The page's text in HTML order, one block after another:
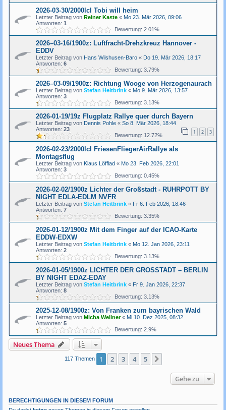
2026-03-30/2000lcl Tobi will heim
Letzter Beitrag von Reiner Kaste « Mo 23. Mär 2026, 09:06
Antworten: 1
Bewertung: 2.01%
2026–03-16/1900z: Luftfracht-Drehzkreuz Hannover -
EDDV
Letzter Beitrag von Hans Wilshusen-Baro « Do 19. Mär 2026, 18:17
Antworten: 6
Bewertung: 3.79%
2026–03-09/1900z: Richtung Wooge von Herzogenaurach
Letzter Beitrag von Stefan Heitbrink « Mo 9. Mär 2026, 13:57
Antworten: 3
Bewertung: 3.13%
2026-01-19/19z Flugplatz Rallye quer durch Bayern
Letzter Beitrag von Dennis Pohle « So 8. Mär 2026, 18:44
Antworten: 23 1 2 3
Bewertung: 12.72%
2026-02-23/2000lcl FriesenFliegerAirRallye als
Montagsflug
Letzter Beitrag von Klaus Löfflad « Mo 23. Feb 2026, 22:01
Antworten: 3
Bewertung: 0.45%
2026-02-02/1900z Lichter der Großstadt - RUHRPOTT BY
NIGHT EDLA-EDLM NVFR
Letzter Beitrag von Stefan Heitbrink « Fr 6. Feb 2026, 18:46
Antworten: 7
Bewertung: 3.35%
2026-01-12/1900z Mit dem Finger auf der ICAO-Karte
EDDW-EDXW
Letzter Beitrag von Stefan Heitbrink « Mo 12. Jan 2026, 23:11
Antworten: 2
Bewertung: 3.13%
2026-01-05/1900z LICHTER DER GROSSTADT – BERLIN
BY NIGHT EDAZ-EDAY
Letzter Beitrag von Stefan Heitbrink « Fr 9. Jan 2026, 22:37
Antworten: 8
Bewertung: 3.13%
2025-12-08/1900z: Von Franken zum bayrischen Wald
Letzter Beitrag von Micha Wellner« Mi 10. Dez 2025, 08:32
Antworten: 5
Bewertung: 2.9%
Neues Thema
117 Themen 1 2 3 4 5
Gehe zu
BERECHTIGUNGEN IN DIESEM FORUM